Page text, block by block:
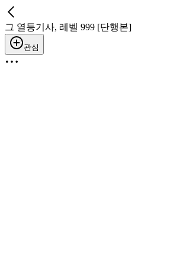
그 열등기사, 레벨 999 [단행본]
관심